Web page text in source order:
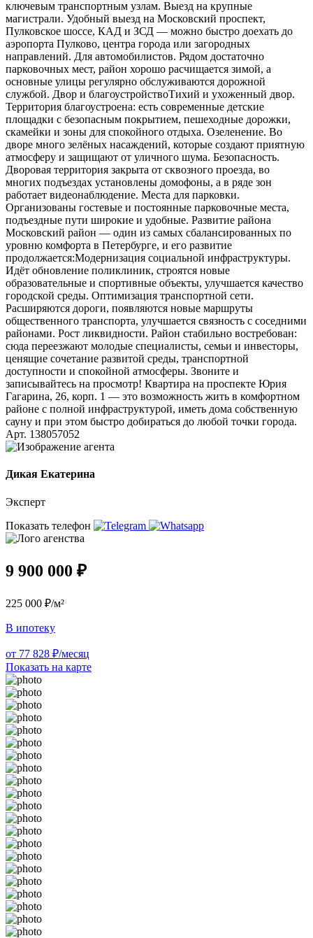
ключевым транспортным узлам. Выезд на крупные
магистрали. Удобный выезд на Московский проспект,
Пулковское шоссе, КАД и ЗСД — можно быстро доехать до
аэропорта Пулково, центра города или загородных
направлений. Для автомобилистов. Рядом достаточно
парковочных мест, район хорошо расчищается зимой, а
основные улицы регулярно обслуживаются дорожной
службой. Двор и благоустройствоТихий и ухоженный двор.
Территория благоустроена: есть современные детские
площадки с безопасным покрытием, пешеходные дорожки,
скамейки и зоны для спокойного отдыха. Озеленение. Во
дворе много зелёных насаждений, которые создают приятную
атмосферу и защищают от уличного шума. Безопасность.
Дворовая территория закрыта от сквозного проезда, во
многих подъездах установлены домофоны, а в ряде зон
работает видеонаблюдение. Места для парковки.
Организованы гостевые и постоянные парковочные места,
подъездные пути широкие и удобные. Развитие района
Московский район — один из самых сбалансированных по
уровню комфорта в Петербурге, и его развитие
продолжается:Модернизация социальной инфраструктуры.
Идёт обновление поликлиник, строятся новые
образовательные и спортивные объекты, улучшается качество
городской среды. Оптимизация транспортной сети.
Расширяются дороги, появляются новые маршруты
общественного транспорта, улучшается связность с соседними
районами. Рост ликвидности. Район стабильно востребован:
сюда переезжают молодые специалисты, семьи и инвесторы,
ценящие сочетание развитой среды, транспортной
доступности и спокойной атмосферы. Звоните и
записывайтесь на просмотр! Квартира на проспекте Юрия
Гагарина, 26, корп. 1 — это возможность жить в комфортном
районе с полной инфраструктурой, иметь дома собственную
сауну и при этом быстро добираться до любой точки города.
Арт. 138057052
Дикая Екатерина
Эксперт
Показать телефон
9 900 000 ₽
225 000 ₽/м²
В ипотеку
от 77 828 ₽/месяц
Показать на карте